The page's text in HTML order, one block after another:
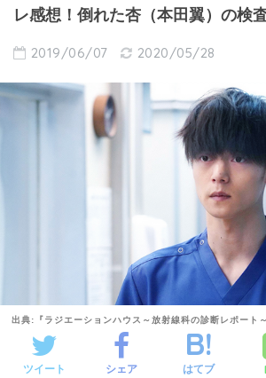
レ感想！倒れた杏（本田翼）の検
2019/06/07 2020/05/28
出典:『ラジエーションハウス～放射線科の診断レポート
ツイート シェア はてブ